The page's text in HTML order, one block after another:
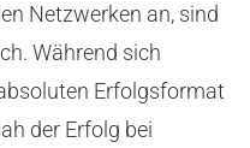
Netzwerken an, sind
Während sich
Erfolgsformat
der Erfolg bei